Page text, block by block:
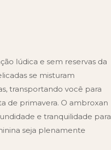
lúdica e sem reservas da
se misturam
transportando você para
de primavera. O ambroxan
e tranquilidade para
seja plenamente